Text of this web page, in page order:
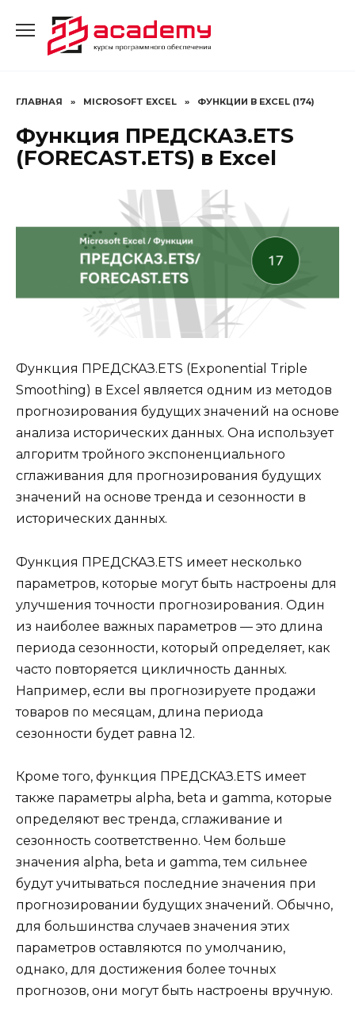
содержанию
ГЛАВНАЯ » MICROSOFT EXCEL » ФУНКЦИИ В EXCEL (174)
Функция ПРЕДСКАЗ.ETS
(FORECAST.ETS) в Excel
Функция ПРЕДСКАЗ.ETS (Exponential Triple
Smoothing) в Excel является одним из методов
прогнозирования будущих значений на основе
анализа исторических данных. Она использует
алгоритм тройного экспоненциального
сглаживания для прогнозирования будущих
значений на основе тренда и сезонности в
исторических данных.
Функция ПРЕДСКАЗ.ETS имеет несколько
параметров, которые могут быть настроены для
улучшения точности прогнозирования. Один
из наиболее важных параметров — это длина
периода сезонности, который определяет, как
часто повторяется цикличность данных.
Например, если вы прогнозируете продажи
товаров по месяцам, длина периода
сезонности будет равна 12.
Кроме того, функция ПРЕДСКАЗ.ETS имеет
также параметры alpha, beta и gamma, которые
определяют вес тренда, сглаживание и
сезонность соответственно. Чем больше
значения alpha, beta и gamma, тем сильнее
будут учитываться последние значения при
прогнозировании будущих значений. Обычно,
для большинства случаев значения этих
параметров оставляются по умолчанию,
однако, для достижения более точных
прогнозов, они могут быть настроены вручную.